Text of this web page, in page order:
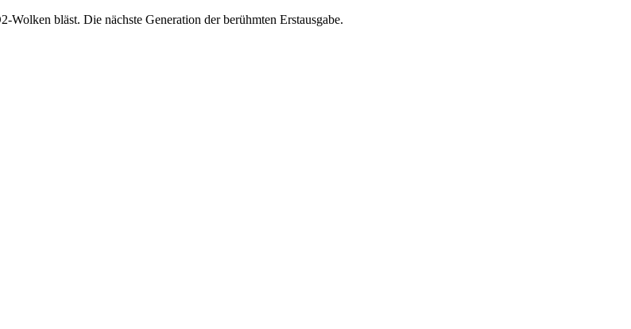
bläst. Die nächste Generation der berühmten Erstausgabe.